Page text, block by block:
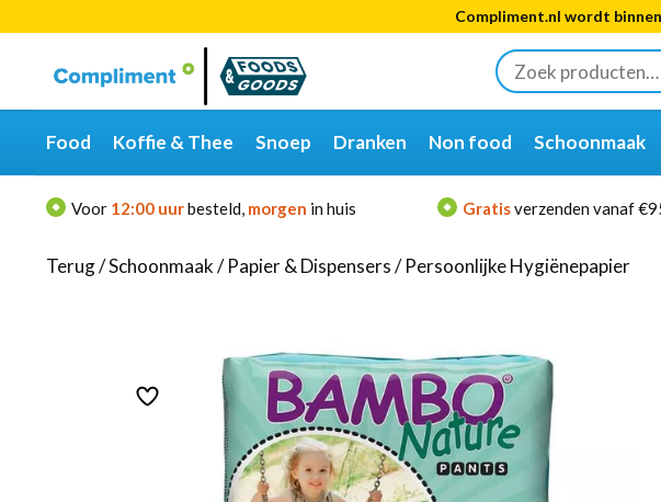
Compliment.nl wordt
Zoeken
naar:
Categorieën
Merken
Food Koffie & Thee Snoep Dranken Non food Schoonmaak
Voor 12:00 uurbesteld, morgen in huis Gratisverzenden vanaf
Terug/Schoonmaak/Papier & Dispensers/Persoonlijke Hygiënepapier